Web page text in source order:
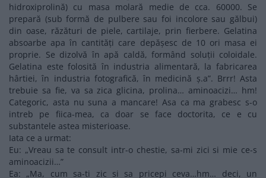
hidroxiprolină) cu masa molară medie de cca. 60000. Se
prepară (sub formă de pulbere sau foi incolore sau gălbui)
din oase, răzături de piele, cartilaje, prin fierbere. Gelatina
absoarbe apa în cantităţi care depăşesc de 10 ori masa ei
proprie. Se dizolvă în apă caldă, formând soluţii coloidale.
Gelatina este folosită în industria alimentară, la fabricarea
hârtiei, în industria fotografică, în medicină ş.a”. Brrr! Asta
trebuie sa fie, va sa zica glicina, prolina… aminoacizi… hm!
Categoric, asta nu suna a mancare! Asa ca ma grabesc s-o
intreb pe fiica-mea, ca doar se face doctorita, ce e cu
substantele astea misterioase.
Iata ce a urmat:
Eu: „Vreau sa te consult intr-o chestie, sa-mi zici si mie ce-s
aminoacizii…”
Ea: „Ma, cum sa-ti zic si sa pricepi ceva…hm… deci, un